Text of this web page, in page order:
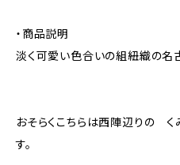
・商品説明
淡く可愛い色合いの組紐織の名
おそらくこちらは西陣辺りの
す。